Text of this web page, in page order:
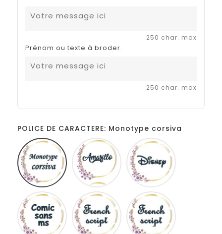
250 char. max
Prénom ou texte à broder.
250 char. max
POLICE DE CARACTERE: Monotype corsiva
Monotype
corsiva
Amarillo
Comic
sans
ms
French
script